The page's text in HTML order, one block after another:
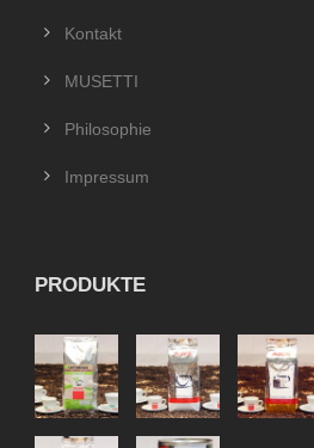
Kontakt
MUSETTI
Philosophie
Impressum
PRODUKTE